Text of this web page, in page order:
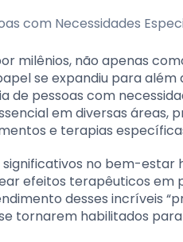
milênios, não apenas
se expandiu para além
pessoas com
em diversas áreas,
e terapias
no bem-estar
efeitos terapêuticos em
desses incríveis
tornarem habilitados